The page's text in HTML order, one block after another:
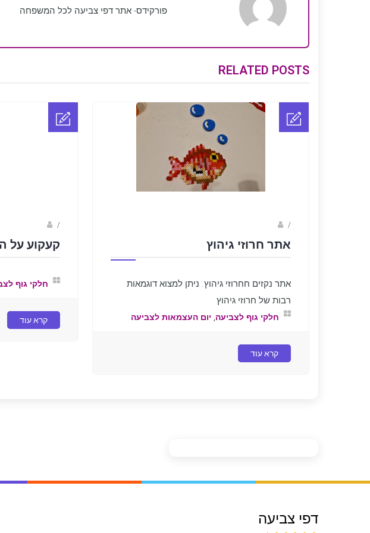
פורקידס- אתר דפי צביעה לכל המשפחה
RELATED POSTS
/
אתר חרוזי גיהוץ
אתר נקזים חחרוזי גיהוץ. ניתן למצוא דוגמאות
רבות של חרוזי גיהוץ
חלקי גוף לצביעה, יום העצמאות לצביעה
קרא עוד
/
קעקוע על
חלקי גוף
קרא עוד
דפי צביעה